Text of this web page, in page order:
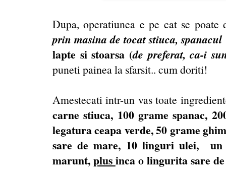
Dupa, operatiunea e pe cat se
prin masina de tocat stiuca, spanacul
lapte si stoarsa (de preferat, ca-i
puneti painea la sfarsit.. cum doriti!
Amestecati intr-un vas toate
carne stiuca, 100 grame spanac,
legatura ceapa verde, 50 grame
sare de mare, 10 linguri ulei, un
marunt,plusinca o lingurita sare